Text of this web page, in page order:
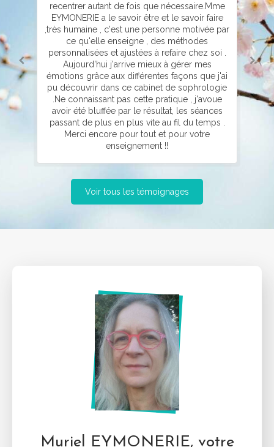
recentrer autant de fois que nécessaire.Mme
EYMONERIE a le savoir être et le savoir faire
,très humaine , c'est une personne motivée par
ce qu'elle enseigne , des méthodes
personnalisées et ajustées à refaire chez soi .
Aujourd'hui j'arrive mieux à gérer mes
émotions grâce aux différentes façons que j'ai
pu découvrir dans ce cabinet de sophrologie
.Ne connaissant pas cette pratique , j'avoue
avoir été bluffée par le résultat, les séances
passant de plus en plus vite au fil du temps .
Merci encore pour tout et pour votre
enseignement !!
Voir tous les témoignages
Muriel EYMONERIE, votre